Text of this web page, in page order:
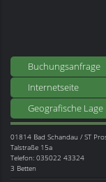
Buchungsanfrage
Internetseite
Geografische Lage
01814 Bad Schandau / ST
Talstraße 15a
Telefon: 035022 43324
3 Betten